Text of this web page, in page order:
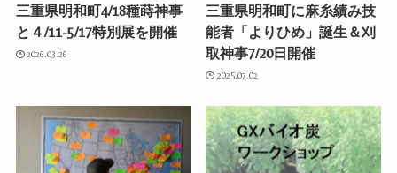
三重県明和町4/18種蒔神事
と４/11-5/17特別展を開催
2026.03.26
三重県明和町に麻糸績み技
能者「よりひめ」誕生＆刈
取神事7/20日開催
2025.07.02